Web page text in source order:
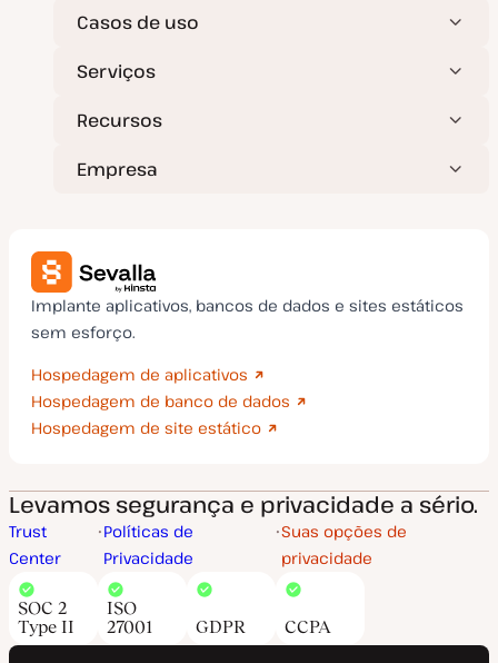
Casos de uso
Serviços
Recursos
Empresa
Implante aplicativos, bancos de dados e sites estáticos
sem esforço.
Hospedagem de aplicativos
Hospedagem de banco de dados
Hospedagem de site estático
Levamos segurança e privacidade a sério.
Trust
Center
Políticas de
Privacidade
Suas opções de
privacidade
SOC 2
Type II
ISO
27001
GDPR CCPA